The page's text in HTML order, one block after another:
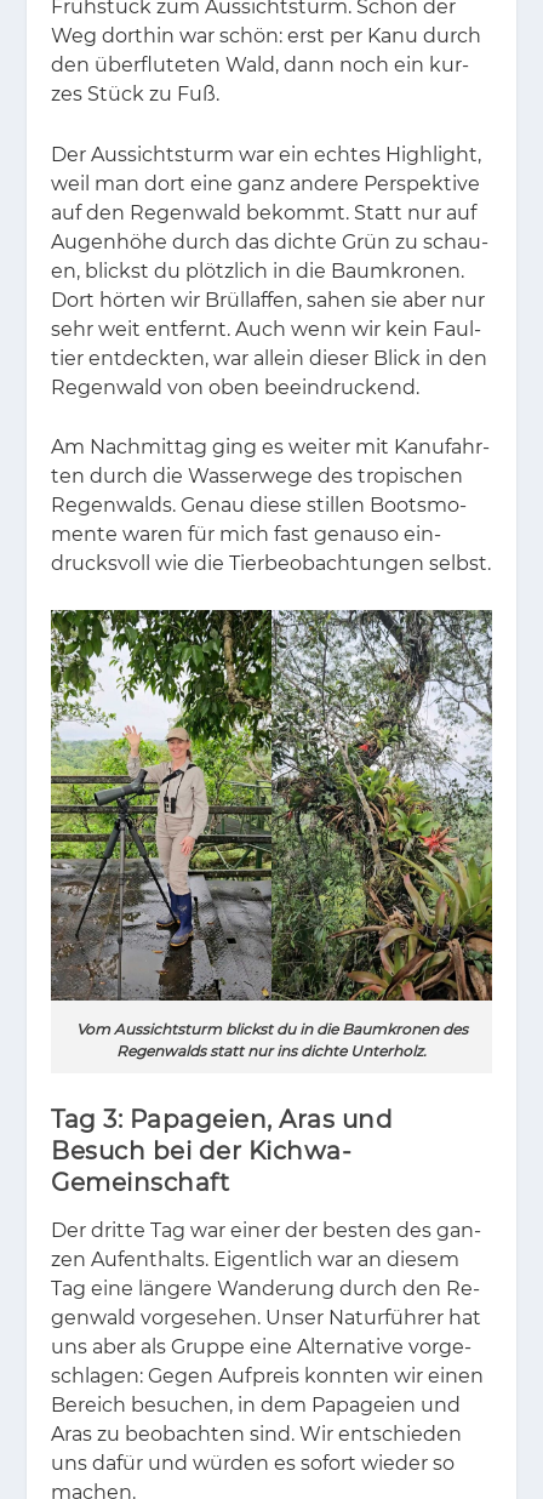
Früh­stück zum Aus­sichts­turm. Schon der
Weg dort­hin war schön: erst per Kanu durch
den über­flu­te­ten Wald, dann noch ein kur­
zes Stück zu Fuß.
Der Aus­sichts­turm war ein ech­tes High­light,
weil man dort eine ganz an­de­re Per­spek­ti­ve
auf den Re­gen­wald be­kommt. Statt nur auf
Au­gen­hö­he durch das dich­te Grün zu schau­
en, blickst du plötz­lich in die Baum­kro­nen.
Dort hör­ten wir Brüll­af­fen, sa­hen sie aber nur
sehr weit ent­fernt. Auch wenn wir kein Faul­
tier ent­deck­ten, war al­lein die­ser Blick in den
Re­gen­wald von oben be­ein­dru­ckend.
Am Nach­mit­tag ging es wei­ter mit Ka­nu­fahr­
ten durch die Was­ser­we­ge des tro­pi­schen
Re­gen­walds. Ge­nau die­se stil­len Boots­mo­
men­te wa­ren für mich fast ge­nau­so ein­
drucks­voll wie die Tier­be­ob­ach­tun­gen selbst.
Vom Aussichtsturm blickst du in die Baumkronen des
Regenwalds statt nur ins dichte Unterholz.
Tag 3: Papageien, Aras und
Besuch bei der Kichwa-
Gemeinschaft
Der drit­te Tag war ei­ner der bes­ten des gan­
zen Auf­ent­halts. Ei­gent­lich war an die­sem
Tag eine län­ge­re Wan­de­rung durch den Re­
gen­wald vor­ge­se­hen. Un­ser Na­tur­füh­rer hat
uns aber als Grup­pe eine Al­ter­na­ti­ve vor­ge­
schla­gen: Ge­gen Auf­preis konn­ten wir ei­nen
Be­reich be­su­chen, in dem Pa­pa­gei­en und
Aras zu be­ob­ach­ten sind. Wir ent­schie­den
uns da­für und wür­den es so­fort wie­der so
ma­chen.